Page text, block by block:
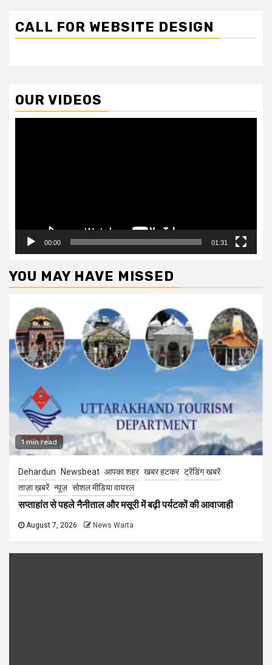
CALL FOR WEBSITE DESIGN
OUR VIDEOS
00:00 01:31
YOU MAY HAVE MISSED
1 min read
Dehardun Newsbeat आपका शहर खबर हटकर ट्रेंडिंग खबरें
ताज़ा ख़बरें न्यूज़ सोशल मीडिया वायरल
सप्ताहांत से पहले नैनीताल और मसूरी में बढ़ी पर्यटकों की आवाजाही
August 7, 2026 News Warta